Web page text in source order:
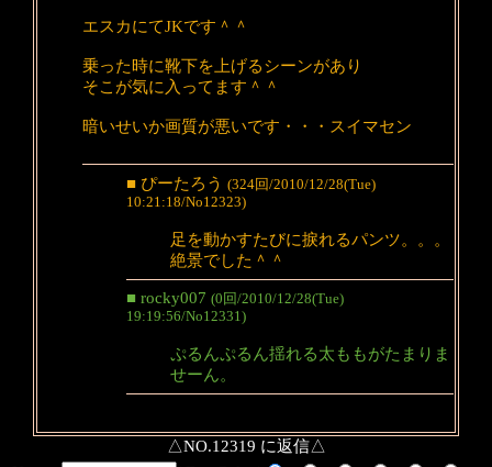
エスカにてJKです＾＾
乗った時に靴下を上げるシーンがあり
そこが気に入ってます＾＾
暗いせいか画質が悪いです・・・スイマセン
■ ぴーたろう (324回/2010/12/28(Tue)
10:21:18/No12323)
足を動かすたびに捩れるパンツ。。。
絶景でした＾＾
■ rocky007 (0回/2010/12/28(Tue)
19:19:56/No12331)
ぷるんぷるん揺れる太ももがたまりま
せーん。
△NO.12319 に返信△